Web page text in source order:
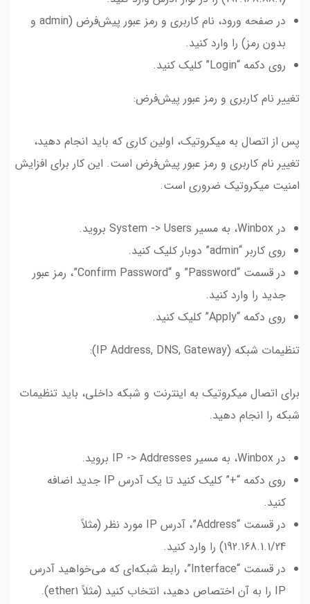
در صفحه ورود، نام کاربری و رمز عبور پیش‌فرض (admin و
بدون رمز) را وارد کنید.
روی دکمه “Login” کلیک کنید.
تغییر نام کاربری و رمز عبور پیش‌فرض:
پس از اتصال به میکروتیک، اولین کاری که باید انجام دهید،
تغییر نام کاربری و رمز عبور پیش‌فرض است. این کار برای افزایش
امنیت میکروتیک ضروری است.
در Winbox، به مسیر System -> Users بروید.
روی کاربر “admin” دوبار کلیک کنید.
در قسمت “Password” و “Confirm Password”، رمز عبور
جدید را وارد کنید.
روی دکمه “Apply” کلیک کنید.
تنظیمات شبکه (IP Address, DNS, Gateway):
برای اتصال میکروتیک به اینترنت و شبکه داخلی، باید تنظیمات
شبکه را انجام دهید.
در Winbox، به مسیر IP -> Addresses بروید.
روی دکمه “+” کلیک کنید تا یک آدرس IP جدید اضافه
کنید.
در قسمت “Address”، آدرس IP مورد نظر (مثلاً
192.168.1.1/24) را وارد کنید.
در قسمت “Interface”، رابط شبکه‌ای که می‌خواهید آدرس
IP را به آن اختصاص دهید، انتخاب کنید (مثلاً ether1).